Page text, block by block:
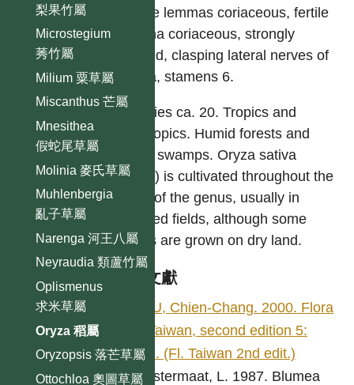
梨果竹屬
Microstegium
莠竹屬
Milium 粟草屬
Miscanthus 芒屬
Mnesithea
假蛇尾草屬
Molinia 麥氏草屬
Muhlenbergia
亂子草屬
Narenga 河王八屬
Neyraudia 類蘆竹屬
Oplismenus
求米草屬
Oryza 稻屬
Oryzopsis 落芒草屬
Ottochloa 奧圖草屬
sterile lemmas coriaceous, fertile
lemma coriaceous, strongly
keeled, clasping lateral nerves of
palea, stamens 6.
Species ca. 20. Tropics and
subtropics. Humid forests and
open swamps. Oryza sativa
(Rice) is cultivated throughout the
area of the genus, usually in
flooded fields, although some
races are grown on dry land.
參考文獻
HSU, Chien-Chang. 2000. Flora
of Taiwan, second edition 5:
321. (Fl. Taiwan 2nd edit.)
Duistermaat, L. 1987. Blumea